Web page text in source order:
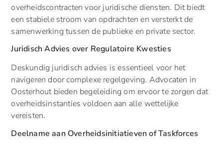
overheidscontracten voor juridische diensten. Dit biedt
een stabiele stroom van opdrachten en versterkt de
samenwerking tussen de publieke en private sector.
Juridisch Advies over Regulatoire Kwesties
Deskundig juridisch advies is essentieel voor het
navigeren door complexe regelgeving. Advocaten in
Oosterhout bieden begeleiding om ervoor te zorgen dat
overheidsinstanties voldoen aan alle wettelijke
vereisten.
Deelname aan Overheidsinitiatieven of Taskforces